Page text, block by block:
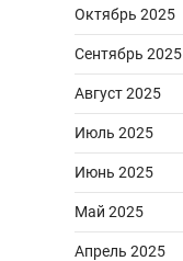
Октябрь 2025
Сентябрь 2025
Август 2025
Июль 2025
Июнь 2025
Май 2025
Апрель 2025